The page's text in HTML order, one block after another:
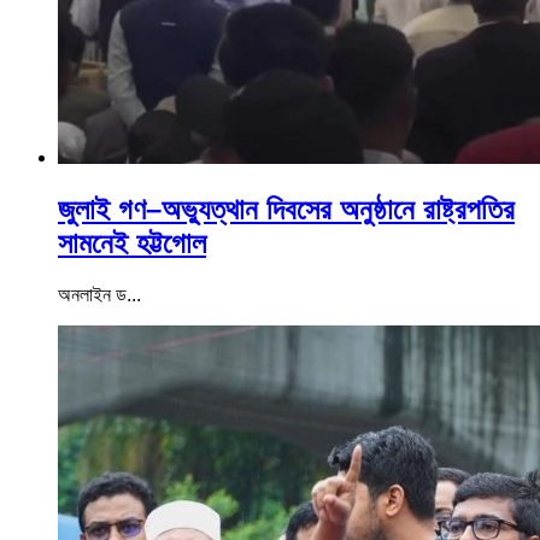
জুলাই গণ–অভ্যুত্থান দিবসের অনুষ্ঠানে রাষ্ট্রপতির
সামনেই হট্টগোল
অনলাইন ড...